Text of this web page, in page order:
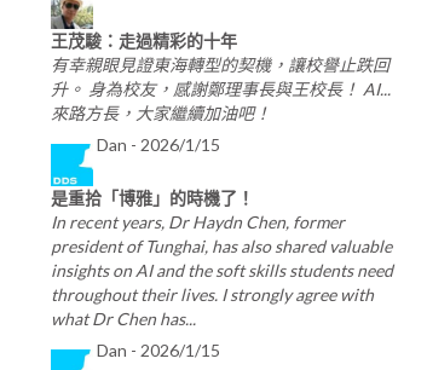
王茂駿：走過精彩的十年
有幸親眼見證東海轉型的契機，讓校譽止跌回
升。 身為校友，感謝鄭理事長與王校長！ AI...
來路方長，大家繼續加油吧！
Dan - 2026/1/15
是重拾「博雅」的時機了！
In recent years, Dr Haydn Chen, former
president of Tunghai, has also shared valuable
insights on AI and the soft skills students need
throughout their lives. I strongly agree with
what Dr Chen has...
Dan - 2026/1/15